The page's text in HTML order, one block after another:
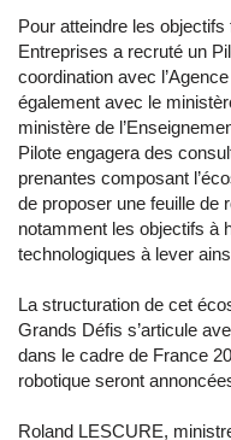
Pour atteindre les
Entreprises a recruté un
coordination avec
également avec le
ministère de
Pilote engagera des
prenantes composant
de proposer une feuille de
notamment les objectifs à
technologiques à lever
La structuration de cet
Grands Défis s’articule
dans le cadre de France
robotique seront
Roland LESCURE,